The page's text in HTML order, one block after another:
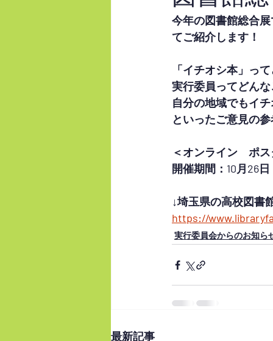
今年の図書館総合
てご紹介します！
「イチオシ本」っ
実行委員ってどん
自分の地域でもイ
といったご意見の参
＜オンライン　ポ
開催期間：10月26日
↓埼玉県の高校図書
https://
実行委員会からのお知ら
最新記事